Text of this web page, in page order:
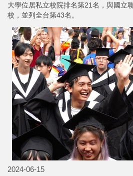
大學位居私立校院排名第21名，與國立
校，並列全台第43名。
2024-06-15